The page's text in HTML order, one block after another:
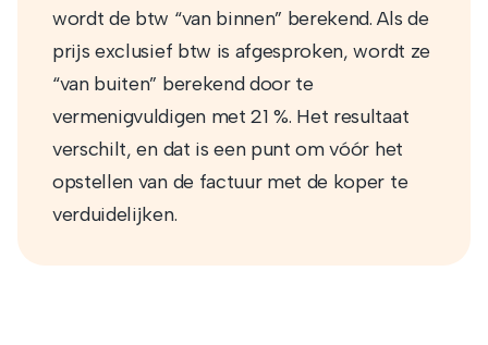
wordt de btw “van binnen” berekend. Als de
prijs exclusief btw is afgesproken, wordt ze
“van buiten” berekend door te
vermenigvuldigen met 21 %. Het resultaat
verschilt, en dat is een punt om vóór het
opstellen van de factuur met de koper te
verduidelijken.